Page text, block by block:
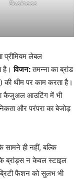
Business
प्रीमियम लेबल
है।विजन:तमन्ना का ब्रांड
थीम पर काम करता है।
कैजुअल आउटिंग में भी
और परंपरा का बेजोड़
ही नहीं, बल्कि
ब्रांड्स न केवल स्टाइल
फैशन को सुलभ भी